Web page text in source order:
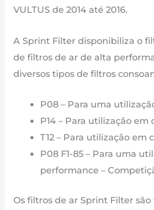
VULTUS de 2014 até 2016.
A Sprint Filter disponibiliza o
de filtros de ar de alta
diversos tipos de filtros
P08 – Para uma
P14 – Para utilização
T12 – Para utilização em
P08 F1-85 – Para uma
performance –
Os filtros de ar Sprint Filter são